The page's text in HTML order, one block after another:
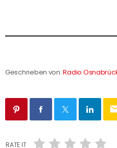
Geschrieben von:Radio
RATE IT